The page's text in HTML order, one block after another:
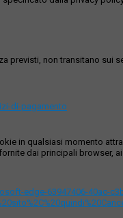
non transitano
di-pagamento
in qualsiasi momento
dai principali browser,
edge-63947406-40ac-